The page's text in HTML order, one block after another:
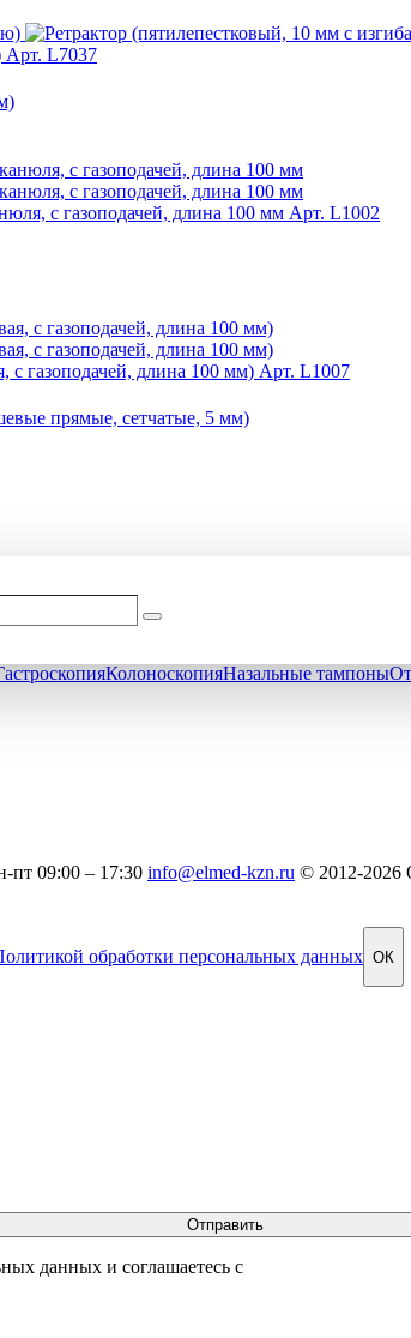
Арт. L7037
с газоподачей, длина 100 мм Арт. L1002
с газоподачей, длина 100 мм) Арт. L1007
и эндоскопы для лапароскопии,
КолоноскопияНазальные тампоны
пт 09:00 – 17:30 info@elmed-kzn.ru © 2012-
обработки персональных данных ОК
данных и соглашаетесь с
Поиск